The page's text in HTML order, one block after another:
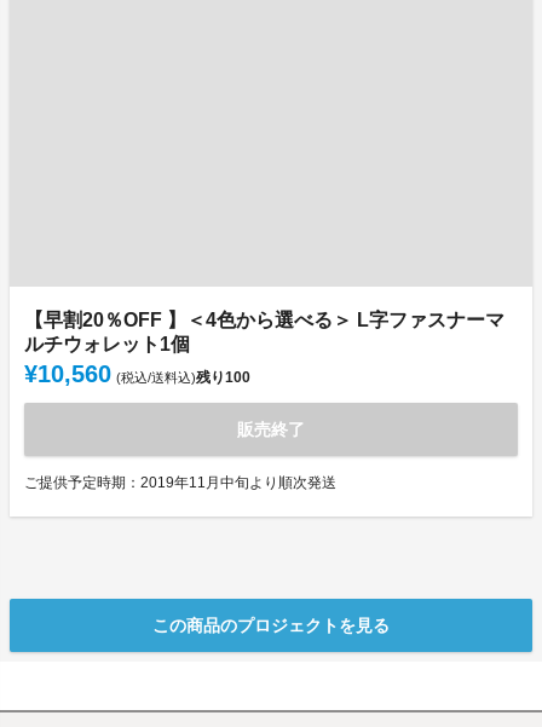
【早割20％OFF 】＜4色から選べる＞ L字ファスナーマ
ルチウォレット1個
¥10,560 (税込/送料込)残り100
販売終了
ご提供予定時期：2019年11月中旬より順次発送
この商品のプロジェクトを見る